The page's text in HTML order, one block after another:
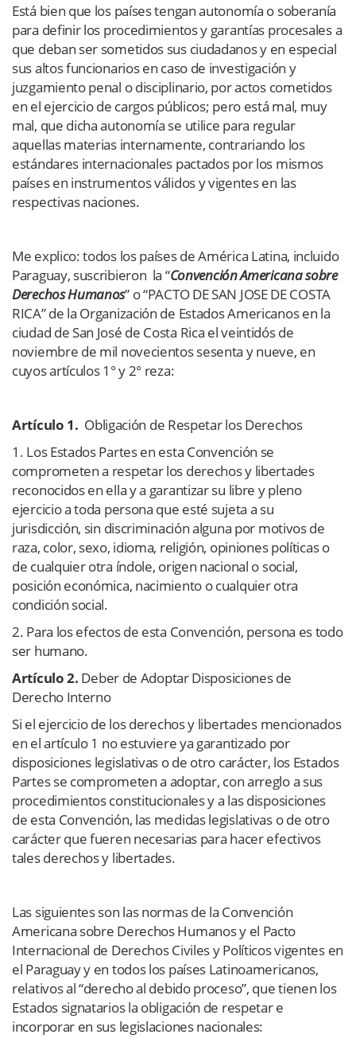
Está bien que los países tengan autonomía o soberanía
para definir los procedimientos y garantías procesales a
que deban ser sometidos sus ciudadanos y en especial
sus altos funcionarios en caso de investigación y
juzgamiento penal o disciplinario, por actos cometidos
en el ejercicio de cargos públicos; pero está mal, muy
mal, que dicha autonomía se utilice para regular
aquellas materias internamente, contrariando los
estándares internacionales pactados por los mismos
países en instrumentos válidos y vigentes en las
respectivas naciones.
Me explico: todos los países de América Latina, incluido
Paraguay, suscribieron la “Convención Americana sobre
Derechos Humanos” o “PACTO DE SAN JOSE DE COSTA
RICA” de la Organización de Estados Americanos en la
ciudad de San José de Costa Rica el veintidós de
noviembre de mil novecientos sesenta y nueve, en
cuyos artículos 1° y 2° reza:
Artículo 1. Obligación de Respetar los Derechos
1. Los Estados Partes en esta Convención se
comprometen a respetar los derechos y libertades
reconocidos en ella y a garantizar su libre y pleno
ejercicio a toda persona que esté sujeta a su
jurisdicción, sin discriminación alguna por motivos de
raza, color, sexo, idioma, religión, opiniones políticas o
de cualquier otra índole, origen nacional o social,
posición económica, nacimiento o cualquier otra
condición social.
2. Para los efectos de esta Convención, persona es todo
ser humano.
Artículo 2. Deber de Adoptar Disposiciones de
Derecho Interno
Si el ejercicio de los derechos y libertades mencionados
en el artículo 1 no estuviere ya garantizado por
disposiciones legislativas o de otro carácter, los Estados
Partes se comprometen a adoptar, con arreglo a sus
procedimientos constitucionales y a las disposiciones
de esta Convención, las medidas legislativas o de otro
carácter que fueren necesarias para hacer efectivos
tales derechos y libertades.
Las siguientes son las normas de la Convención
Americana sobre Derechos Humanos y el Pacto
Internacional de Derechos Civiles y Políticos vigentes en
el Paraguay y en todos los países Latinoamericanos,
relativos al “derecho al debido proceso”, que tienen los
Estados signatarios la obligación de respetar e
incorporar en sus legislaciones nacionales: